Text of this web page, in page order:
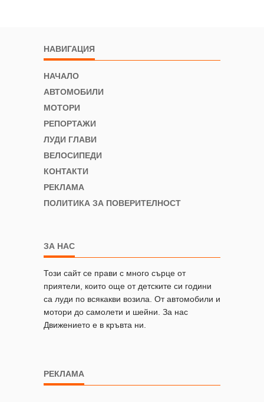
НАВИГАЦИЯ
НАЧАЛО
АВТОМОБИЛИ
МОТОРИ
РЕПОРТАЖИ
ЛУДИ ГЛАВИ
ВЕЛОСИПЕДИ
КОНТАКТИ
РЕКЛАМА
ПОЛИТИКА ЗА ПОВЕРИТЕЛНОСТ
ЗА НАС
Този сайт се прави с много сърце от
приятели, които още от детските си години
са луди по всякакви возила. От автомобили и
мотори до самолети и шейни. За нас
Движението е в кръвта ни.
РЕКЛАМА